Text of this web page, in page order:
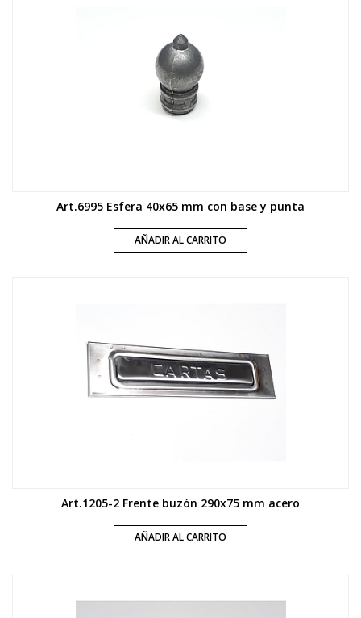
Art.6995 Esfera 40x65 mm con base y punta
AÑADIR AL CARRITO
Art.1205-2 Frente buzón 290x75 mm acero
AÑADIR AL CARRITO